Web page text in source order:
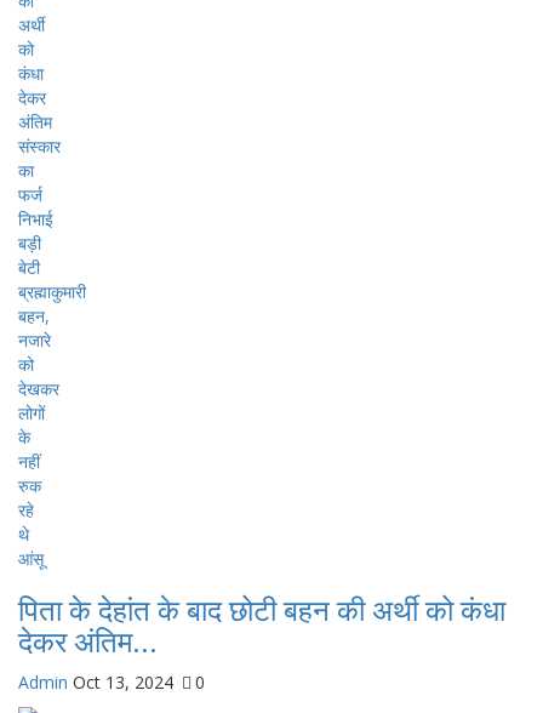
पिता के देहांत के बाद छोटी बहन की अर्थी को कंधा
देकर अंतिम...
Admin Oct 13, 2024 0